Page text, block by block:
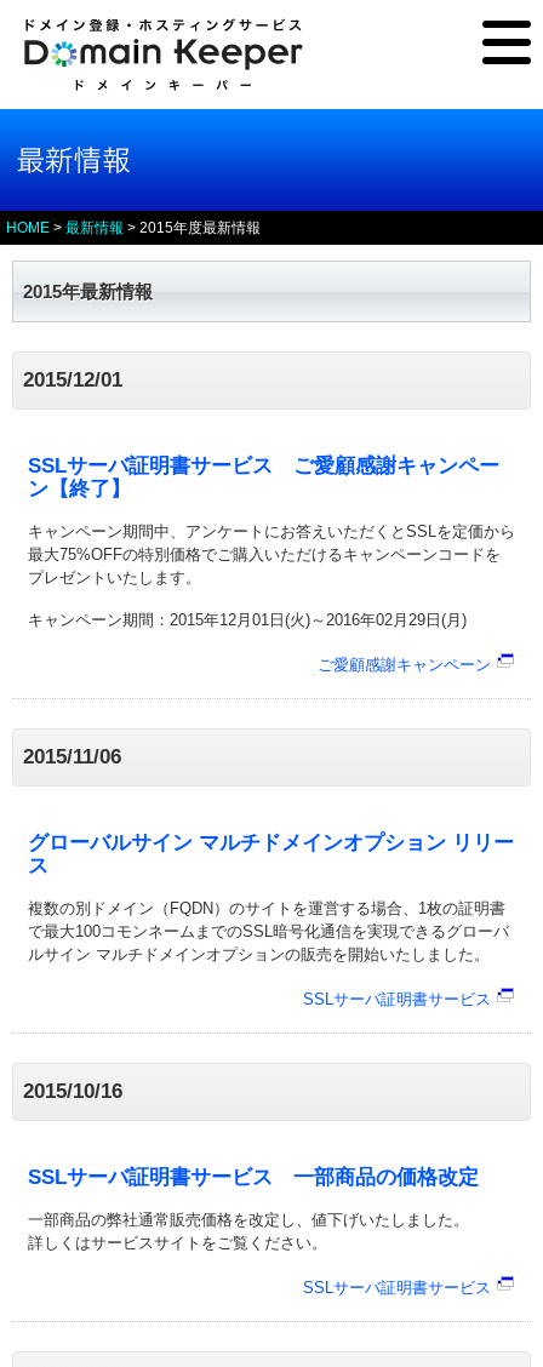
HOME > 最新情報 > 2015年度最新情報
2015年最新情報
2015/12/01
SSLサーバ証明書サービス ご愛顧感謝キャンペー
ン【終了】
キャンペーン期間中、アンケートにお答えいただくとSSLを定価から
最大75%OFFの特別価格でご購入いただけるキャンペーンコードを
プレゼントいたします。
キャンペーン期間：2015年12月01日(火)～2016年02月29日(月)
ご愛顧感謝キャンペーン
2015/11/06
グローバルサイン マルチドメインオプション リリー
ス
複数の別ドメイン（FQDN）のサイトを運営する場合、1枚の証明書
で最大100コモンネームまでのSSL暗号化通信を実現できるグローバ
ルサイン マルチドメインオプションの販売を開始いたしました。
SSLサーバ証明書サービス
2015/10/16
SSLサーバ証明書サービス 一部商品の価格改定
一部商品の弊社通常販売価格を改定し、値下げいたしました。
詳しくはサービスサイトをご覧ください。
SSLサーバ証明書サービス